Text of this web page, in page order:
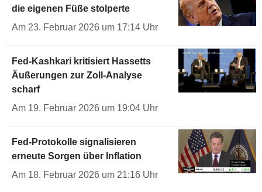
die eigenen Füße stolperte
Am 23. Februar 2026 um 17:14 Uhr
Fed-Kashkari kritisiert Hassetts
Äußerungen zur Zoll-Analyse
scharf
Am 19. Februar 2026 um 19:04 Uhr
Fed-Protokolle signalisieren
erneute Sorgen über Inflation
Am 18. Februar 2026 um 21:16 Uhr